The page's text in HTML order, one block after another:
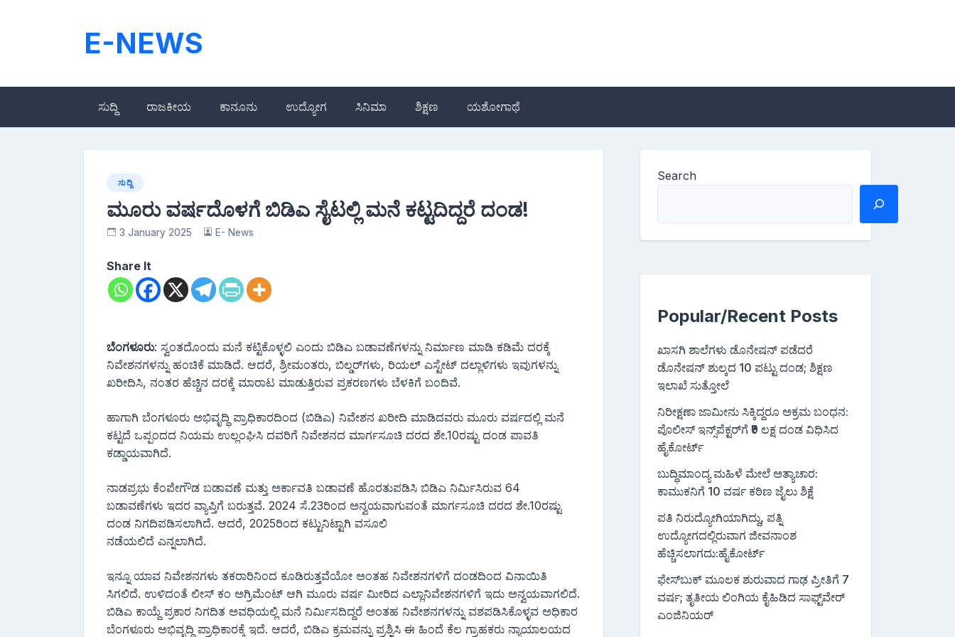
E-NEWS
ಸುದ್ದಿ ರಾಜಕೀಯ ಕಾನೂನು ಉದ್ಯೋಗ ಸಿನಿಮಾ ಶಿಕ್ಷಣ ಯಶೋಗಾಥೆ
ಸುದ್ದಿ
ಮೂರು ವರ್ಷದೊಳಗೆ ಬಿಡಿಎ ಸೈಟಲ್ಲಿ ಮನೆ ಕಟ್ಟದಿದ್ದರೆ ದಂಡ!
3 January 2025 E- News
Share It
ಬೆಂಗಳೂರು: ಸ್ವಂತದೊಂದು ಮನೆ ಕಟ್ಟಿಕೊಳ್ಳಲಿ ಎಂದು ಬಿಡಿಎ ಬಡಾವಣೆಗಳನ್ನು ನಿರ್ಮಾಣ ಮಾಡಿ ಕಡಿಮೆ ದರಕ್ಕೆ
ನಿವೇಶನಗಳನ್ನು ಹಂಚಿಕೆ ಮಾಡಿದೆ. ಆದರೆ, ಶ್ರೀಮಂತರು, ಬಿಲ್ಡರ್‌ಗಳು, ರಿಯಲ್ ಎಸ್ಟೇಟ್ ದಲ್ಲಾಳಿಗಳು ಇವುಗಳನ್ನು
ಖರೀದಿಸಿ, ನಂತರ ಹೆಚ್ಚಿನ ದರಕ್ಕೆ ಮಾರಾಟ ಮಾಡುತ್ತಿರುವ ಪ್ರಕರಣಗಳು ಬೆಳಕಿಗೆ ಬಂದಿವೆ.
ಹಾಗಾಗಿ ಬೆಂಗಳೂರು ಅಭಿವೃದ್ಧಿ ಪ್ರಾಧಿಕಾರದಿಂದ (ಬಿಡಿಎ) ನಿವೇಶನ ಖರೀದಿ ಮಾಡಿದವರು ಮೂರು ವರ್ಷದಲ್ಲಿ ಮನೆ
ಕಟ್ಟದೆ ಒಪ್ಪಂದದ ನಿಯಮ ಉಲ್ಲಂಘಿಸಿ ದವರಿಗೆ ನಿವೇಶನದ ಮಾರ್ಗಸೂಚಿ ದರದ ಶೇ.10ರಷ್ಟು ದಂಡ ಪಾವತಿ
ಕಡ್ಡಾಯವಾಗಿದೆ.
ನಾಡಪ್ರಭು ಕೆಂಪೇಗೌಡ ಬಡಾವಣೆ ಮತ್ತು ಅರ್ಕಾವತಿ ಬಡಾವಣೆ ಹೊರತುಪಡಿಸಿ ಬಿಡಿಎ ನಿರ್ಮಿಸಿರುವ 64
ಬಡಾವಣೆಗಳು ಇದರ ವ್ಯಾಪ್ತಿಗೆ ಬರುತ್ತವೆ. 2024 ಸೆ.23ರಿಂದ ಅನ್ವಯವಾಗುವಂತೆ ಮಾರ್ಗಸೂಚಿ ದರದ ಶೇ.10ರಷ್ಟು
ದಂಡ ನಿಗದಿಪಡಿಸಲಾಗಿದೆ. ಆದರೆ, 2025ರಿಂದ ಕಟ್ಟುನಿಟ್ಟಾಗಿ ವಸೂಲಿ
ನಡೆಯಲಿದೆ ಎನ್ನಲಾಗಿದೆ.
ಇನ್ನೂ ಯಾವ ನಿವೇಶನಗಳು ತಕರಾರಿನಿಂದ ಕೂಡಿರುತ್ತವೆಯೋ ಅಂತಹ ನಿವೇಶನಗಳಿಗೆ ದಂಡದಿಂದ ವಿನಾಯಿತಿ
ಸಿಗಲಿದೆ. ಉಳಿದಂತೆ ಲೀಸ್ ಕಂ ಅಗ್ರಿಮೆಂಟ್ ಆಗಿ ಮೂರು ವರ್ಷ ಮೀರಿದ ಎಲ್ಲಾನಿವೇಶನಗಳಿಗೆ ಇದು ಅನ್ವಯವಾಗಲಿದೆ.
ಬಿಡಿಎ ಕಾಯ್ದೆ ಪ್ರಕಾರ ನಿಗದಿತ ಅವಧಿಯಲ್ಲಿ ಮನೆ ನಿರ್ಮಿಸದಿದ್ದರೆ ಅಂತಹ ನಿವೇಶನಗಳನ್ನು ವಶಪಡಿಸಿಕೊಳ್ಳವ ಅಧಿಕಾರ
ಬೆಂಗಳೂರು ಅಭಿವೃದ್ಧಿ ಪ್ರಾಧಿಕಾರಕ್ಕೆ ಇದೆ. ಆದರೆ, ಬಿಡಿಎ ಕ್ರಮವನ್ನು ಪ್ರಶ್ನಿಸಿ ಈ ಹಿಂದೆ ಕೆಲ ಗ್ರಾಹಕರು ನ್ಯಾಯಾಲಯದ
Search
Popular/Recent Posts
ಖಾಸಗಿ ಶಾಲೆಗಳು ಡೊನೇಷನ್ ಪಡೆದರೆ
ಡೊನೇಷನ್ ಶುಲ್ಕದ 10 ಪಟ್ಟು ದಂಡ; ಶಿಕ್ಷಣ
ಇಲಾಖೆ ಸುತ್ತೋಲೆ
ನಿರೀಕ್ಷಣಾ ಜಾಮೀನು ಸಿಕ್ಕಿದ್ದರೂ ಅಕ್ರಮ ಬಂಧನ:
ಪೊಲೀಸ್ ಇನ್ಸ್‌ಪೆಕ್ಟರ್‌ಗೆ ₹9 ಲಕ್ಷ ದಂಡ ವಿಧಿಸಿದ
ಹೈಕೋರ್ಟ್
ಬುದ್ಧಿಮಾಂದ್ಯ ಮಹಿಳೆ ಮೇಲೆ ಅತ್ಯಾಚಾರ:
ಕಾಮುಕನಿಗೆ 10 ವರ್ಷ ಕಠಿಣ ಜೈಲು ಶಿಕ್ಷೆ
ಪತಿ ನಿರುದ್ಯೋಗಿಯಾಗಿದ್ದು, ಪತ್ನಿ
ಉದ್ಯೋಗದಲ್ಲಿರುವಾಗ ಜೀವನಾಂಶ
ಹೆಚ್ಚಿಸಲಾಗದು:ಹೈಕೋರ್ಟ್
ಫೇಸ್‌ಬುಕ್‌ ಮೂಲಕ ಶುರುವಾದ ಗಾಢ ಪ್ರೀತಿಗೆ 7
ವರ್ಷ; ತೃತೀಯ ಲಿಂಗಿಯ ಕೈಹಿಡಿದ ಸಾಫ್ಟ್‌ವೇರ್
ಎಂಜಿನಿಯರ್